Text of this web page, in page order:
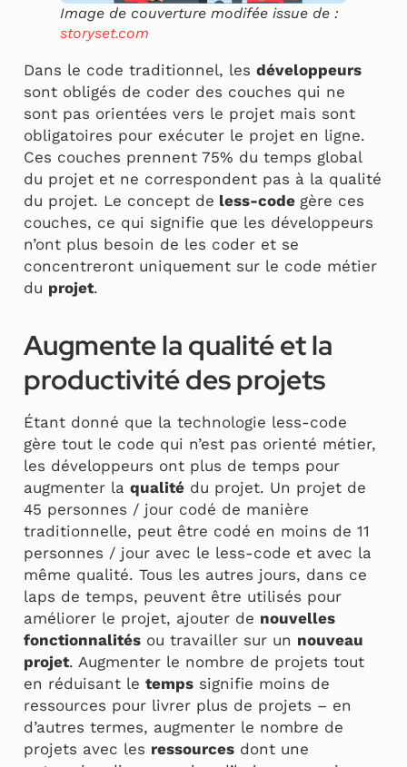
Image de couverture modifée issue de :
storyset.com
Dans le code traditionnel, les développeurs
sont obligés de coder des couches qui ne
sont pas orientées vers le projet mais sont
obligatoires pour exécuter le projet en ligne.
Ces couches prennent 75% du temps global
du projet et ne correspondent pas à la qualité
du projet. Le concept de less-code gère ces
couches, ce qui signifie que les développeurs
n’ont plus besoin de les coder et se
concentreront uniquement sur le code métier
du projet.
Augmente la qualité et la
productivité des projets
Étant donné que la technologie less-code
gère tout le code qui n’est pas orienté métier,
les développeurs ont plus de temps pour
augmenter la qualité du projet. Un projet de
45 personnes / jour codé de manière
traditionnelle, peut être codé en moins de 11
personnes / jour avec le less-code et avec la
même qualité. Tous les autres jours, dans ce
laps de temps, peuvent être utilisés pour
améliorer le projet, ajouter de nouvelles
fonctionnalités ou travailler sur un nouveau
projet. Augmenter le nombre de projets tout
en réduisant le temps signifie moins de
ressources pour livrer plus de projets – en
d’autres termes, augmenter le nombre de
projets avec les ressources dont une